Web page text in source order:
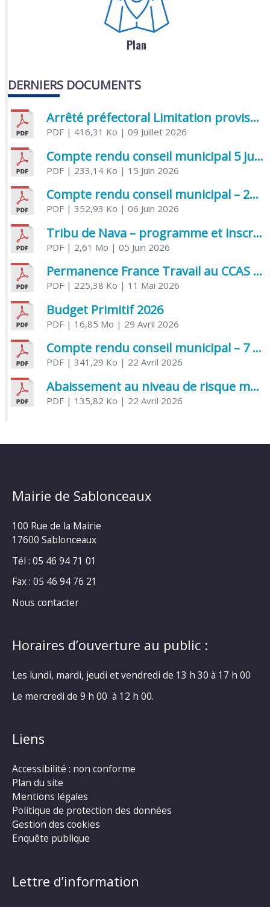
Plan
DERNIERS DOCUMENTS
Arrêté préfectoral Limitation provisoire des usages de l’eau
PDF| 416,31 Ko | 09 Juillet 2026
Compte rendu conseil municipal 5 juin 2026 sénatoriale
PDF| 233,14 Ko | 15 Juin 2026
Compte rendu conseil municipal – 21 avril 2026
PDF| 352,93 Ko | 06 Juin 2026
Tribu de Nava – programme et inscriptions été 2026
PDF| 2,61 Mo | 05 Juin 2026
Permanence France Travail au CCAS de Saujon Juin 2026
PDF| 225,38 Ko | 11 Mai 2026
Budget Primitif 2026
PDF| 16,85 Mo | 29 Avril 2026
Compte rendu conseil municipal – 7 avril 2026
PDF| 341,29 Ko | 22 Avril 2026
Abaissement au niveau de risque modéré de l’Influenza aviaire
PDF| 135,82 Ko | 22 Avril 2026
Mairie de Sablonceaux
100 Rue de la Mairie
17600 Sablonceaux
Tél : 05 46 94 71 01
Fax : 05 46 94 76 21
Nous contacter
Horaires d’ouverture au public :
Les lundi, mardi, jeudi et vendredi de 13 h 30 à 17 h 00
Le mercredi de 9 h 00 à 12 h 00.
Liens
Accessibilité : non conforme
Plan du site
Mentions légales
Politique de protection des données
Gestion des cookies
Enquête publique
Lettre d’information